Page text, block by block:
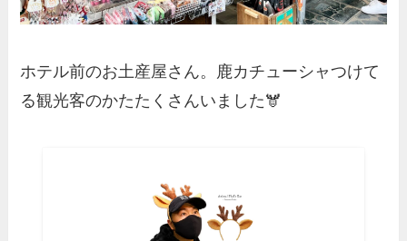
ホテル前のお土産屋さん。鹿カチューシャつけて
る観光客のかたたくさんいました🫎